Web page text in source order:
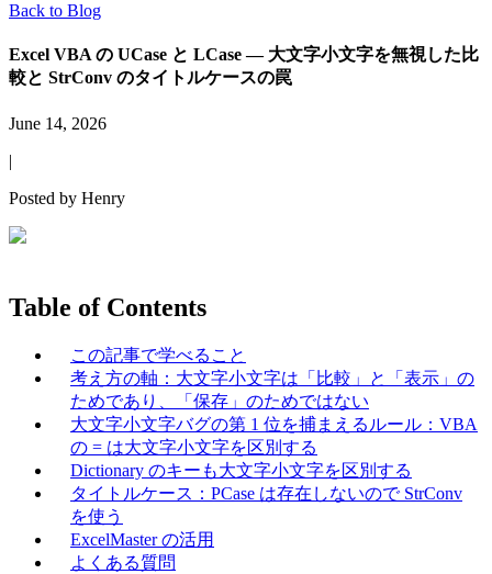
Back to Blog
Excel VBA の UCase と LCase — 大文字小文字を無視した比
較と StrConv のタイトルケースの罠
June 14, 2026
|
Posted by Henry
Table of Contents
この記事で学べること
考え方の軸：大文字小文字は「比較」と「表示」の
ためであり、「保存」のためではない
大文字小文字バグの第 1 位を捕まえるルール：VBA
の = は大文字小文字を区別する
Dictionary のキーも大文字小文字を区別する
タイトルケース：PCase は存在しないので StrConv
を使う
ExcelMaster の活用
よくある質問